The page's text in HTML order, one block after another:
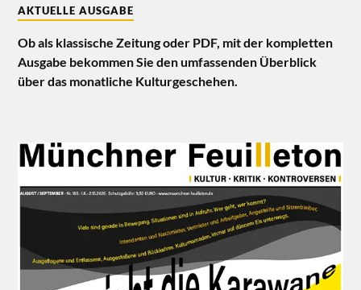
AKTUELLE AUSGABE
Ob als klassische Zeitung oder PDF, mit der kompletten
Ausgabe bekommen Sie den umfassenden Überblick
über das monatliche Kulturgeschehen.